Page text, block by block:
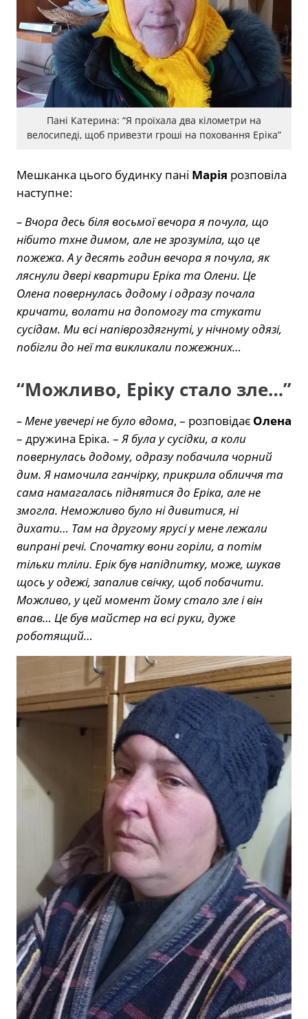
Пані Катерина: “Я проїхала два кілометри на
велосипеді, щоб привезти гроші на поховання Еріка”
Мешканка цього будинку пані Марія розповіла
наступне:
– Вчора десь біля восьмої вечора я почула, що
нібито тхне димом, але не зрозуміла, що це
пожежа. А у десять годин вечора я почула, як
ляснули двері квартири Еріка та Олени. Це
Олена повернулась додому і одразу почала
кричати, волати на допомогу та стукати
сусідам. Ми всі напівроздягнуті, у нічному одязі,
побігли до неї та викликали пожежних…
“Можливо, Еріку стало зле…”
– Мене увечері не було вдома, – розповідає Олена
– дружина Еріка. –Я була у сусідки, а коли
повернулась додому, одразу побачила чорний
дим. Я намочила ганчірку, прикрила обличчя та
сама намагалась піднятися до Еріка, але не
змогла. Неможливо було ні дивитися, ні
дихати… Там на другому ярусі у мене лежали
випрані речі. Спочатку вони горіли, а потім
тільки тліли. Ерік був напідпитку, може, шукав
щось у одежі, запалив свічку, щоб побачити.
Можливо, у цей момент йому стало зле і він
впав… Це був майстер на всі руки, дуже
роботящий…